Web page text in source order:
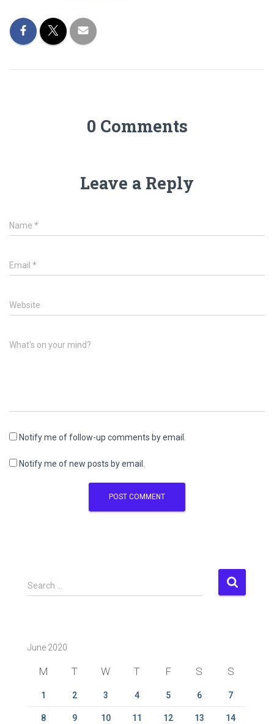
0 Comments
Leave a Reply
Name *
Email *
Website
What's on your mind?
Notify me of follow-up comments by email.
Notify me of new posts by email.
S
e
h
Search …
June 2020
M T W T F S S
1 2 3 4 5 6 7
8 9 10 11 12 13 14